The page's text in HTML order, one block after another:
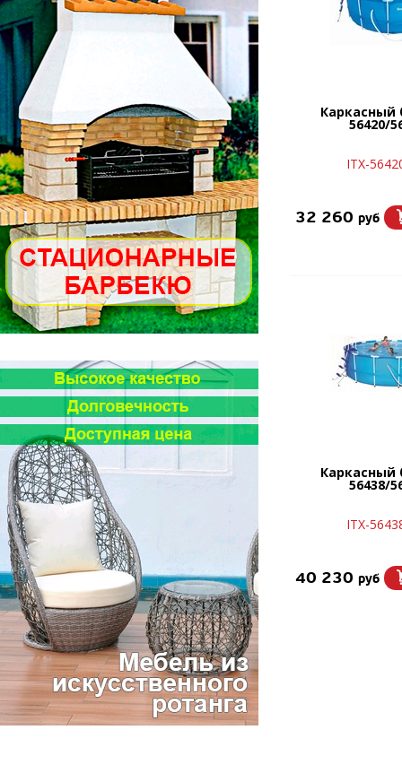
Каркасный
56420/
ITX-
32 260 руб
Каркасный
56438/
ITX-
40 230 руб